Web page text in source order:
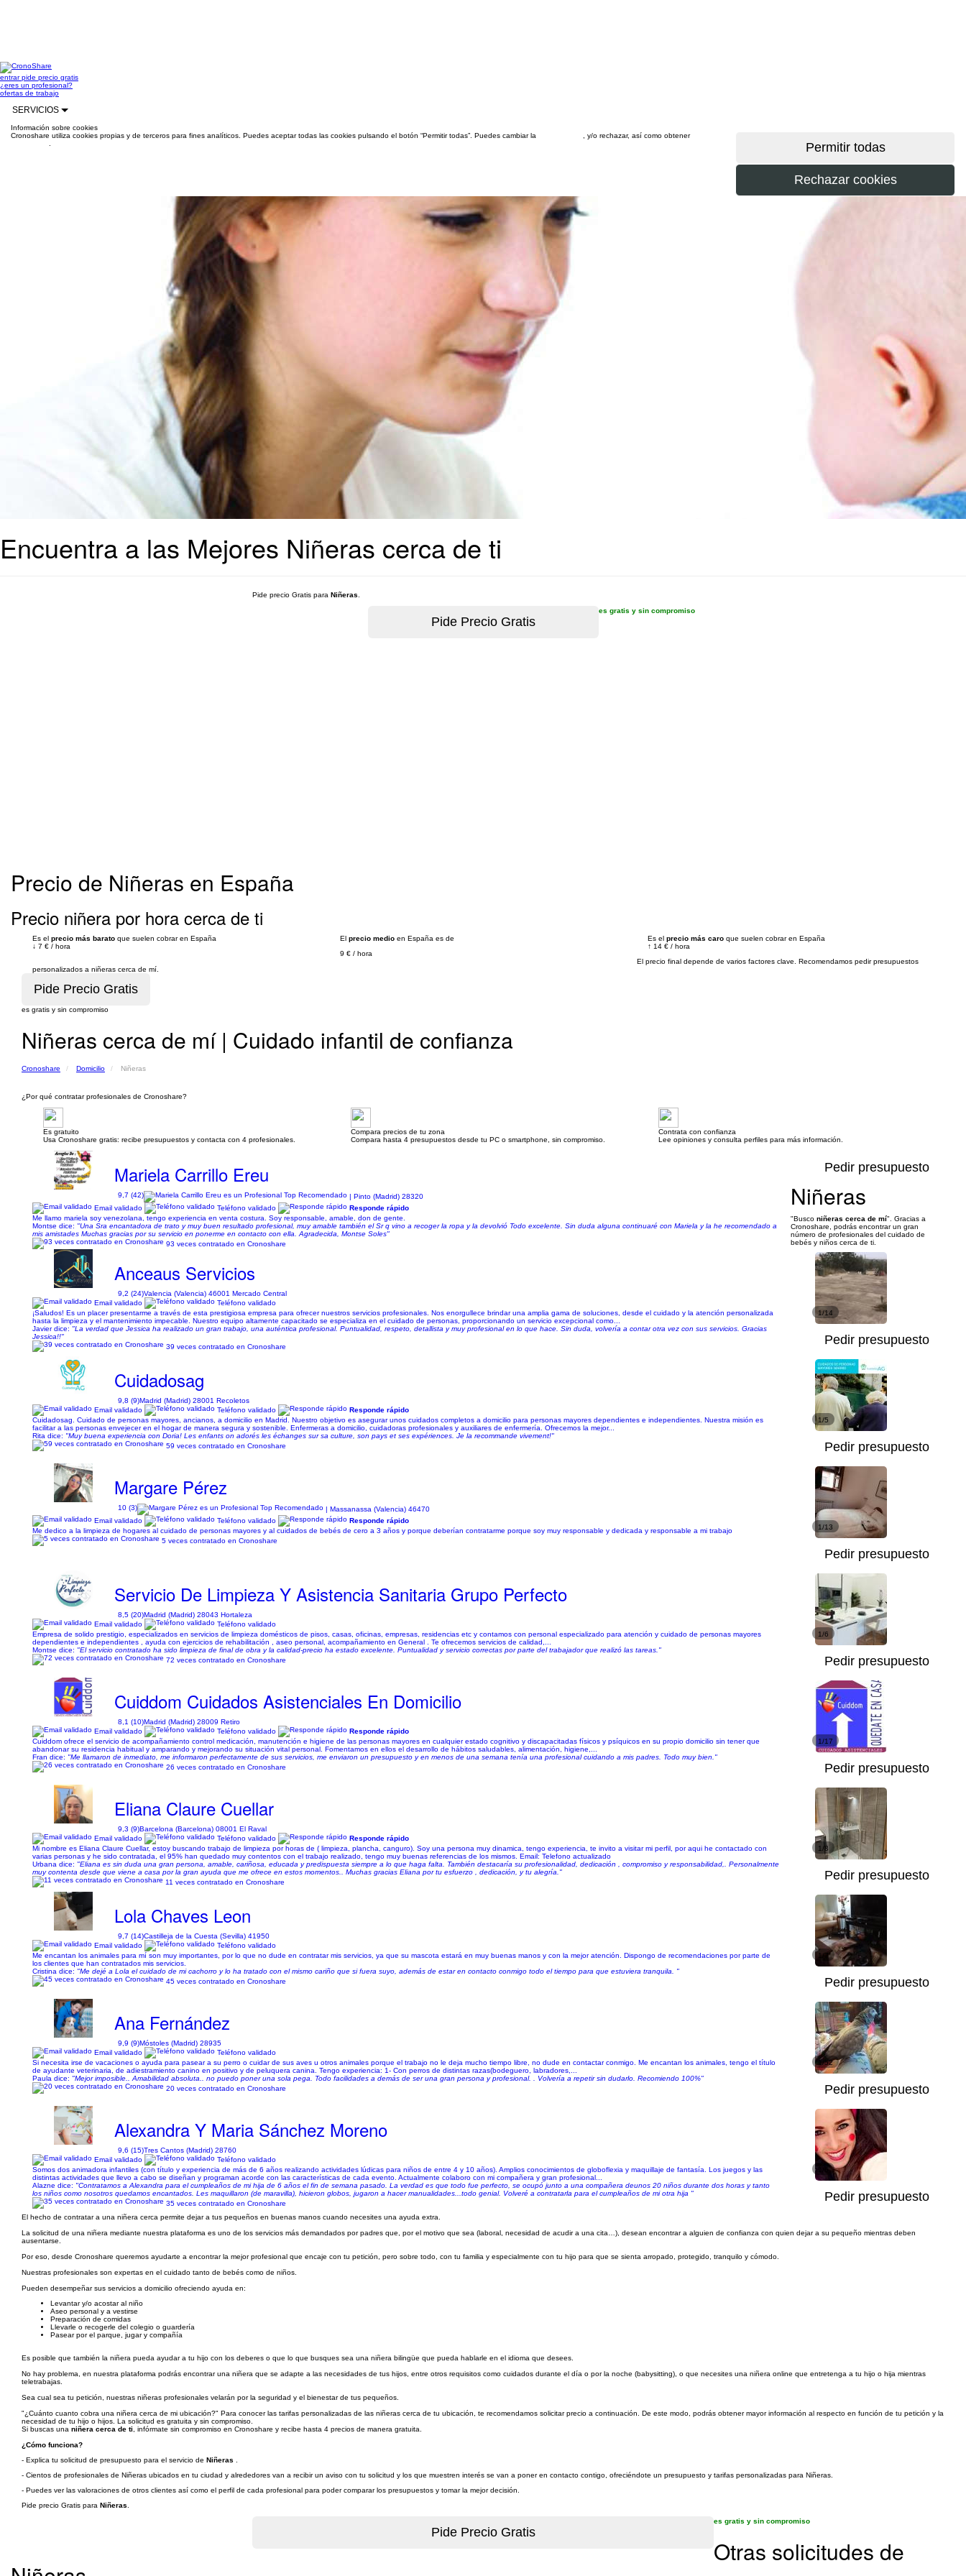
entrarpide precio gratis
¿eres un profesional?
ofertas de trabajo
SERVICIOS
Información sobre cookies
Cronoshare utiliza cookies propias y de terceros para fines analíticos. Puedes aceptar todas las cookies pulsando el botón “Permitir todas”. Puedes cambiar la
, y/o rechazar, así como obtener
Encuentra a las Mejores Niñeras cerca de ti
Pide precio Gratis para Niñeras
es gratis y sin compromiso
Precio de Niñeras en España
Precio niñera por hora cerca de ti
Es el precio más barato que suelen cobrar en España
↓ 7 € / hora
El precio medio en España es de
9 € / hora
Es el precio más caro que suelen cobrar en España
↑ 14 € / hora
El precio final depende de varios factores clave. Recomendamos pedir presupuestos
personalizados a niñeras cerca de mí.
es gratis y sin compromiso
Niñeras cerca de mí | Cuidado infantil de confianza
Cronoshare Domicilio Niñeras
¿Por qué contratar profesionales de Cronoshare?
Es gratuito
Usa Cronoshare gratis: recibe presupuestos y contacta con 4 profesionales.
Compara precios de tu zona
Compara hasta 4 presupuestos desde tu PC o smartphone, sin compromiso.
Contrata con confianza
Lee opiniones y consulta perfiles para más información.
Mariela Carrillo Ereu
9,7 (42)
| Pinto (Madrid) 28320
Email validado
Teléfono validado
Responde rápido
Me llamo mariela soy venezolana, tengo experiencia en venta costura. Soy responsable, amable, don de gente.
Montse dice: "Una Sra encantadora de trato y muy buen resultado profesional, muy amable también el Sr q vino a recoger la ropa y la devolvió Todo excelente. Sin duda alguna continuaré con Mariela y la he recomendado a
mis amistades Muchas gracias por su servicio en ponerme en contacto con ella. Agradecida, Montse Soles"
93 veces contratado en Cronoshare
Pedir presupuesto
Anceaus Servicios
9,2 (24)Valencia (Valencia) 46001 Mercado Central
Email validado
Teléfono validado
¡Saludos! Es un placer presentarme a través de esta prestigiosa empresa para ofrecer nuestros servicios profesionales. Nos enorgullece brindar una amplia gama de soluciones, desde el cuidado y la atención personalizada
hasta la limpieza y el mantenimiento impecable. Nuestro equipo altamente capacitado se especializa en el cuidado de personas, proporcionando un servicio excepcional como...
Javier dice: "La verdad que Jessica ha realizado un gran trabajo, una auténtica profesional. Puntualidad, respeto, detallista y muy profesional en lo que hace. Sin duda, volvería a contar otra vez con sus servicios. Gracias
Jessica!!"
39 veces contratado en Cronoshare
1/14
Pedir presupuesto
Cuidadosag
9,8 (9)Madrid (Madrid) 28001 Recoletos
Email validado
Teléfono validado
Responde rápido
Cuidadosag. Cuidado de personas mayores, ancianos, a domicilio en Madrid. Nuestro objetivo es asegurar unos cuidados completos a domicilio para personas mayores dependientes e independientes. Nuestra misión es
facilitar a las personas envejecer en el hogar de manera segura y sostenible. Enfermeras a domicilio, cuidadoras profesionales y auxiliares de enfermería. Ofrecemos la mejor...
Rita dice: "Muy buena experiencia con Doria! Les enfants on adorés les échanges sur sa culture, son pays et ses expériences. Je la recommande vivement!"
59 veces contratado en Cronoshare
1/5
Pedir presupuesto
Margare Pérez
10 (3)
| Massanassa (Valencia) 46470
Email validado
Teléfono validado
Responde rápido
Me dedico a la limpieza de hogares al cuidado de personas mayores y al cuidados de bebés de cero a 3 años y porque deberían contratarme porque soy muy responsable y dedicada y responsable a mi trabajo
5 veces contratado en Cronoshare
1/13
Pedir presupuesto
Servicio De Limpieza Y Asistencia Sanitaria Grupo Perfecto
8,5 (20)Madrid (Madrid) 28043 Hortaleza
Email validado
Teléfono validado
Empresa de solido prestigio, especializados en servicios de limpieza domésticos de pisos, casas, oficinas, empresas, residencias etc y contamos con personal especializado para atención y cuidado de personas mayores
dependientes e independientes , ayuda con ejercicios de rehabilitación , aseo personal, acompañamiento en General . Te ofrecemos servicios de calidad,...
Montse dice: "El servicio contratado ha sido limpieza de final de obra y la calidad-precio ha estado excelente. Puntualidad y servicio correctas por parte del trabajador que realizó las tareas."
72 veces contratado en Cronoshare
1/6
Pedir presupuesto
Cuiddom Cuidados Asistenciales En Domicilio
8,1 (10)Madrid (Madrid) 28009 Retiro
Email validado
Teléfono validado
Responde rápido
Cuiddom ofrece el servicio de acompañamiento control medicación, manutención e higiene de las personas mayores en cualquier estado cognitivo y discapacitadas físicos y psíquicos en su propio domicilio sin tener que
abandonar su residencia habitual y amparando y mejorando su situación vital personal. Fomentamos en ellos el desarrollo de hábitos saludables, alimentación, higiene,...
Fran dice: "Me llamaron de inmediato, me informaron perfectamente de sus servicios, me enviaron un presupuesto y en menos de una semana tenía una profesional cuidando a mis padres. Todo muy bien."
26 veces contratado en Cronoshare
1/17
Pedir presupuesto
Eliana Claure Cuellar
9,3 (9)Barcelona (Barcelona) 08001 El Raval
Email validado
Teléfono validado
Responde rápido
Mi nombre es Eliana Claure Cuellar, estoy buscando trabajo de limpieza por horas de ( limpieza, plancha, canguro). Soy una persona muy dinamica, tengo experiencia, te invito a visitar mi perfil, por aqui he contactado con
varias personas y he sido contratada, el 95% han quedado muy contentos con el trabajo realizado, tengo muy buenas referencias de los mismos. Email: Telefono actualizado
Urbana dice: "Eliana es sin duda una gran persona, amable, cariñosa, educada y predispuesta siempre a lo que haga falta. También destacaría su profesionalidad, dedicación , compromiso y responsabilidad,. Personalmente
muy contenta desde que viene a casa por la gran ayuda que me ofrece en estos momentos.. Muchas gracias Eliana por tu esfuerzo , dedicación, y tu alegría."
11 veces contratado en Cronoshare
1/8
Pedir presupuesto
Lola Chaves Leon
9,7 (14)Castilleja de la Cuesta (Sevilla) 41950
Email validado
Teléfono validado
Me encantan los animales para mí son muy importantes, por lo que no dude en contratar mis servicios, ya que su mascota estará en muy buenas manos y con la mejor atención. Dispongo de recomendaciones por parte de
los clientes que han contratados mis servicios.
Cristina dice: "Me dejé a Lola el cuidado de mi cachorro y lo ha tratado con el mismo cariño que si fuera suyo, además de estar en contacto conmigo todo el tiempo para que estuviera tranquila. "
45 veces contratado en Cronoshare
1/7
Pedir presupuesto
Ana Fernández
9,9 (9)Móstoles (Madrid) 28935
Email validado
Teléfono validado
Si necesita irse de vacaciones o ayuda para pasear a su perro o cuidar de sus aves u otros animales porque el trabajo no le deja mucho tiempo libre, no dude en contactar conmigo. Me encantan los animales, tengo el título
de ayudante veterinaria, de adiestramiento canino en positivo y de peluquera canina. Tengo experiencia: 1- Con perros de distintas razas(bodeguero, labradores,...
Paula dice: "Mejor imposible.. Amabilidad absoluta.. no puedo poner una sola pega. Todo facilidades a demás de ser una gran persona y profesional. . Volvería a repetir sin dudarlo. Recomiendo 100%"
20 veces contratado en Cronoshare
1/52
Pedir presupuesto
Alexandra Y Maria Sánchez Moreno
9,6 (15)Tres Cantos (Madrid) 28760
Email validado
Teléfono validado
Somos dos animadora infantiles (con título y experiencia de más de 6 años realizando actividades lúdicas para niños de entre 4 y 10 años). Amplios conocimientos de globoflexia y maquillaje de fantasía. Los juegos y las
distintas actividades que llevo a cabo se diseñan y programan acorde con las características de cada evento. Actualmente colaboro con mi compañera y gran profesional...
Alazne dice: "Contratamos a Alexandra para el cumpleaños de mi hija de 6 años el fin de semana pasado. La verdad es que todo fue perfecto, se ocupó junto a una compañera deunos 20 niños durante dos horas y tanto
los niños como nosotros quedamos encantados. Les maquillaron (de maravilla), hicieron globos, jugaron a hacer manualidades...todo genial. Volveré a contratarla para el cumpleaños de mi otra hija "
35 veces contratado en Cronoshare
Pedir presupuesto
Niñeras
"Busco niñeras cerca de mí". Gracias a
Cronoshare, podrás encontrar un gran
número de profesionales del cuidado de
bebés y niños cerca de ti.
El hecho de contratar a una niñera cerca permite dejar a tus pequeños en buenas manos cuando necesites una ayuda extra.
La solicitud de una niñera mediante nuestra plataforma es uno de los servicios más demandados por padres que, por el motivo que sea (laboral, necesidad de acudir a una cita…), desean encontrar a alguien de confianza con quien dejar a su pequeño mientras deben
ausentarse.
Por eso, desde Cronoshare queremos ayudarte a encontrar la mejor profesional que encaje con tu petición, pero sobre todo, con tu familia y especialmente con tu hijo para que se sienta arropado, protegido, tranquilo y cómodo.
Nuestras profesionales son expertas en el cuidado tanto de bebés como de niños.
Pueden desempeñar sus servicios a domicilio ofreciendo ayuda en:
Levantar y/o acostar al niño
Aseo personal y a vestirse
Preparación de comidas
Llevarle o recogerle del colegio o guardería
Pasear por el parque, jugar y compañía
Es posible que también la niñera pueda ayudar a tu hijo con los deberes o que lo que busques sea una niñera bilingüe que pueda hablarle en el idioma que desees.
No hay problema, en nuestra plataforma podrás encontrar una niñera que se adapte a las necesidades de tus hijos, entre otros requisitos como cuidados durante el día o por la noche (babysitting), o que necesites una niñera online que entretenga a tu hijo o hija mientras
teletrabajas.
Sea cual sea tu petición, nuestras niñeras profesionales velarán por la seguridad y el bienestar de tus pequeños.
"¿Cuánto cuanto cobra una niñera cerca de mi ubicación?" Para conocer las tarifas personalizadas de las niñeras cerca de tu ubicación, te recomendamos solicitar precio a continuación. De este modo, podrás obtener mayor información al respecto en función de tu petición y la
necesidad de tu hijo o hijos. La solicitud es gratuita y sin compromiso.
Si buscas una niñera cerca de ti , infórmate sin compromiso en Cronoshare y recibe hasta 4 precios de manera gratuita.
¿Cómo funciona?
- Explica tu solicitud de presupuesto para el servicio de Niñeras
- Cientos de profesionales de Niñeras ubicados en tu ciudad y alrededores van a recibir un aviso con tu solicitud y los que muestren interés se van a poner en contacto contigo, ofreciéndote un presupuesto y tarifas personalizadas para Niñeras.
- Puedes ver las valoraciones de otros clientes así como el perfil de cada profesional para poder comparar los presupuestos y tomar la mejor decisión.
Pide precio Gratis para Niñeras
es gratis y sin compromiso
Otras solicitudes de